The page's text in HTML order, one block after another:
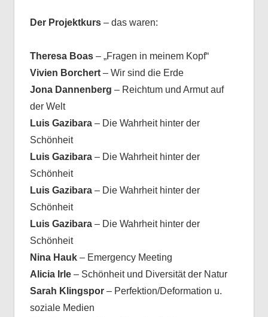
Der Projektkurs– das waren:
Theresa Boas– „Fragen in meinem Kopf“
Vivien Borchert– Wir sind die Erde
Jona Dannenberg – Reichtum und Armut auf
der Welt
Luis Gazibara– Die Wahrheit hinter der
Schönheit
Luis Gazibara– Die Wahrheit hinter der
Schönheit
Luis Gazibara– Die Wahrheit hinter der
Schönheit
Luis Gazibara– Die Wahrheit hinter der
Schönheit
Nina Hauk– Emergency Meeting
Alicia Irle– Schönheit und Diversität der Natur
Sarah Klingspor– Perfektion/Deformation u.
soziale Medien